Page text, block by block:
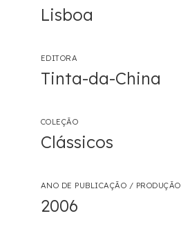
Lisboa
EDITORA
Tinta-da-China
COLEÇÃO
Clássicos
ANO DE PUBLICAÇÃO / PRODUÇÃO
2006